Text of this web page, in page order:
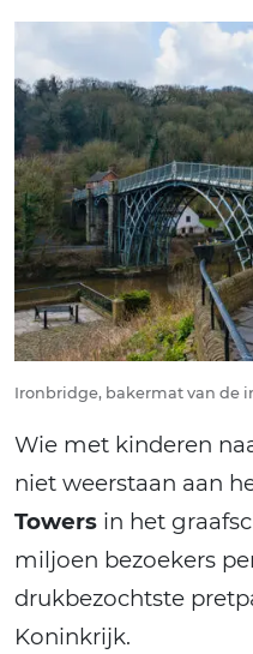
Ironbridge, bakermat van de
Wie met kinderen
niet weerstaan aan
Towers in het
miljoen bezoekers
drukbezochtste
Koninkrijk.